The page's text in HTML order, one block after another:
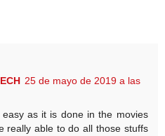
25 de mayo de 2019 a las
as it is done in the movies
really able to do all those stuffs